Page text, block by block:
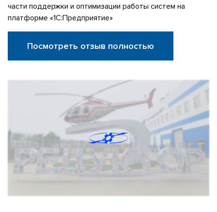
части поддержки и оптимизации работы систем на
платформе «1С:Предприятие»
Посмотреть отзыв полностью